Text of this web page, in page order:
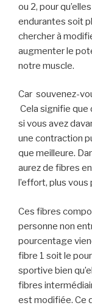
ou 2, pour
endurantes soit
chercher à
augmenter le
notre muscle.
Car souvenez-
Cela signifie que
si vous avez
une contraction
que meilleure.
aurez de fibres
l’effort, plus
Ces fibres
personne non
pourcentage
fibre 1 soit le
sportive bien
fibres
est modifiée. Ce